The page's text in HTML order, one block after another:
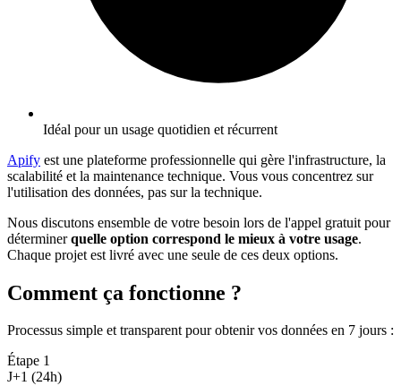
Idéal pour un usage quotidien et récurrent
Apify est une plateforme professionnelle qui gère l'infrastructure, la
scalabilité et la maintenance technique. Vous vous concentrez sur
l'utilisation des données, pas sur la technique.
Nous discutons ensemble de votre besoin lors de l'appel gratuit pour
déterminerquelle option correspond le mieux à votre usage.
Chaque projet est livré avec une seule de ces deux options.
Comment ça fonctionne ?
Processus simple et transparent pour obtenir vos données en 7 jours :
Étape 1
J+1 (24h)